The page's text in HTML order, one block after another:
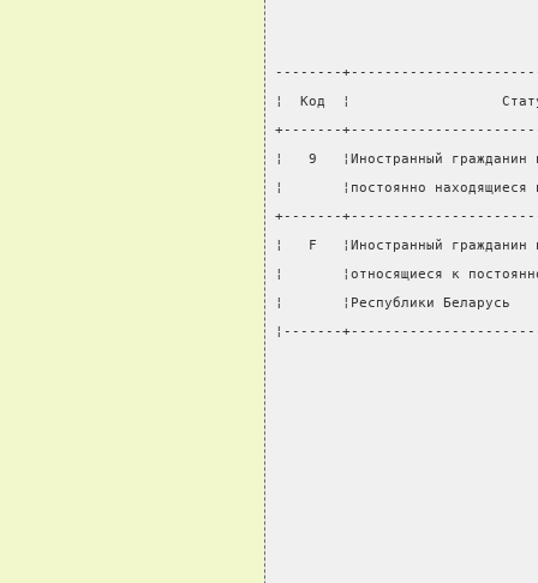
--------
¦  Код  ¦
+-------
¦   9   ¦Иностранный
¦       ¦постоянно находящиеся
+-------
¦   F   ¦Иностранный
¦       ¦относящиеся к
¦       ¦Республики
¦-------